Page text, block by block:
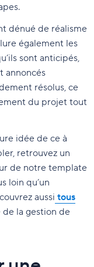
dénué de réalisme
également les
sont anticipés,
annoncés
résolus, ce
du projet tout
idée de ce à
retrouvez un
de notre template
loin qu’un
aussi tous
la gestion de